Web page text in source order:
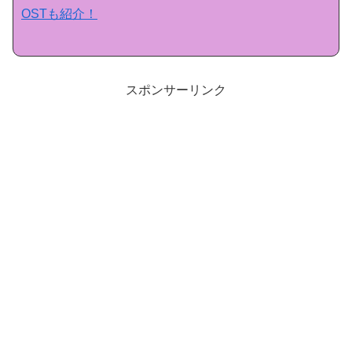
OSTも紹介！
スポンサーリンク